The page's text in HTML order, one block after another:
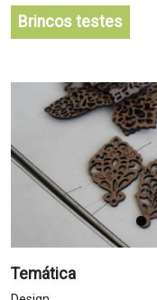
Brincos testes
Temática